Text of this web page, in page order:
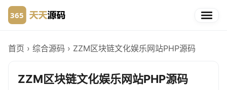
首页 › 综合源码 › ZZM区块链文化娱乐网站PHP源码
ZZM区块链文化娱乐网站PHP源码